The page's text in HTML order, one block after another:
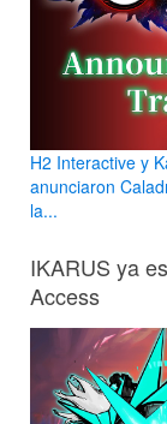
H2 Interactive y
anunciaron
la...
IKARUS ya
Access